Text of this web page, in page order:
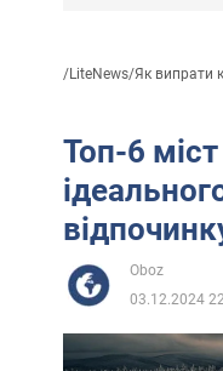
/LiteNews/Як випрати
Топ-6
Oboz
03.12.2024